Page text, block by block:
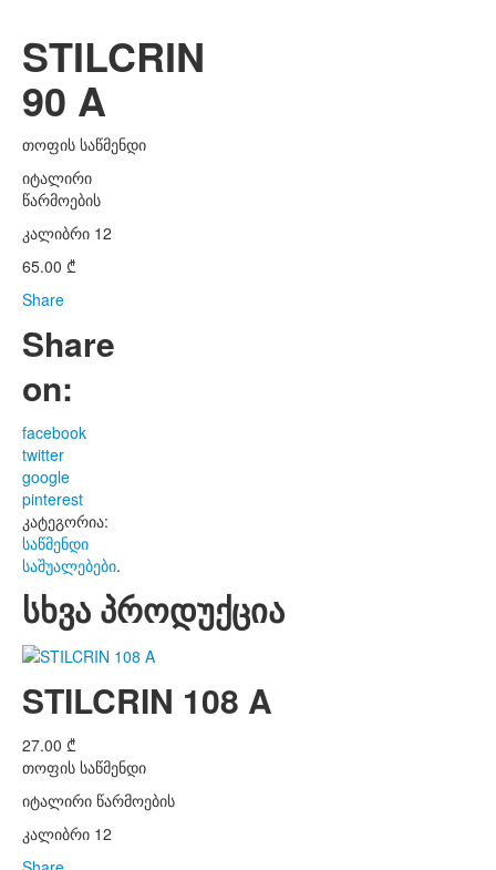
STILCRIN
90 A
თოფის საწმენდი
იტალირი
წარმოების
კალიბრი 12
65.00 ₾
Share
Share
on:
facebook
twitter
google
pinterest
კატეგორია:
საწმენდი
საშუალებები.
სხვა პროდუქცია
STILCRIN 108 A
27.00 ₾
თოფის საწმენდი
იტალირი წარმოების
კალიბრი 12